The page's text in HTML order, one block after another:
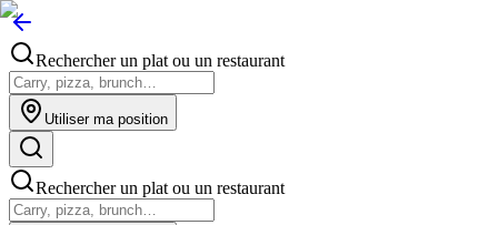
Rechercher un plat ou un restaurant
Utiliser ma position
Rechercher un plat ou un restaurant